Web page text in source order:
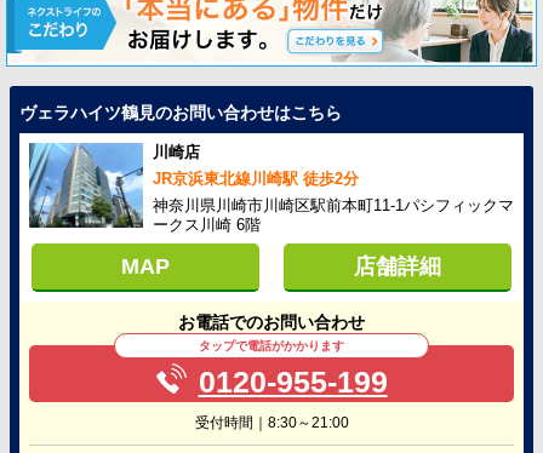
ヴェラハイツ鶴見のお問い合わせはこちら
川崎店
JR京浜東北線川崎駅 徒歩2分
神奈川県川崎市川崎区駅前本町11-1パシフィックマ
ークス川崎 6階
MAP 店舗詳細
お電話でのお問い合わせ
タップで電話がかかります
0120-955-199
受付時間｜8:30～21:00